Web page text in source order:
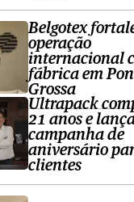
Belgotex
operação
internacional
fábrica em
Grossa
Ultrapack
21 anos e
campanha de
aniversário
clientes